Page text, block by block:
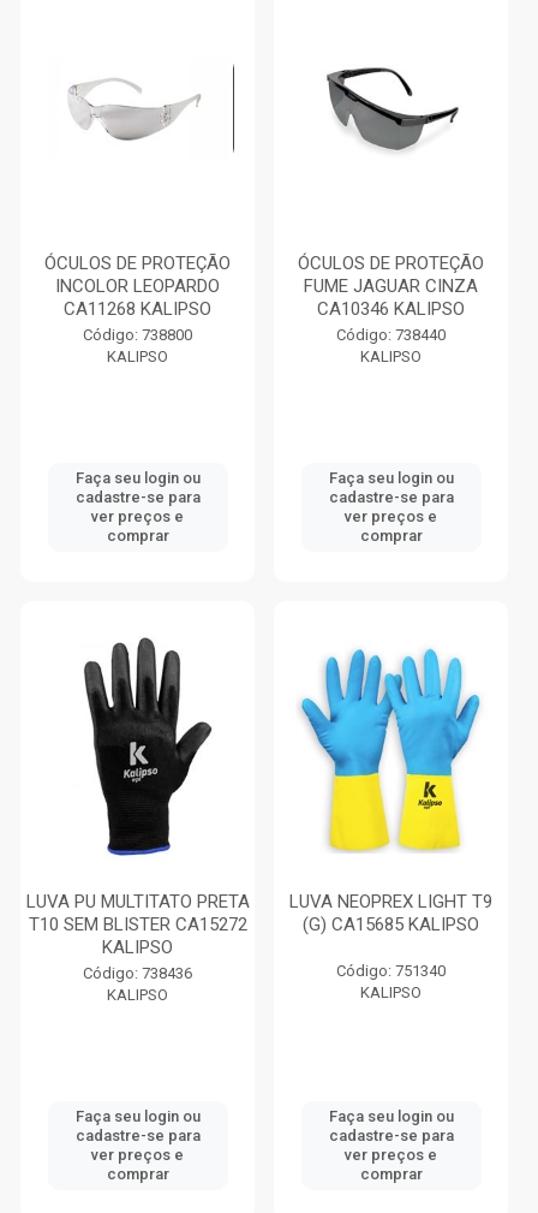
ÓCULOS DE PROTEÇÃO
INCOLOR LEOPARDO
CA11268 KALIPSO
Código: 738800
KALIPSO
Faça seu login ou
cadastre-se para
ver preços e
comprar
ÓCULOS DE PROTEÇÃO
FUME JAGUAR CINZA
CA10346 KALIPSO
Código: 738440
KALIPSO
Faça seu login ou
cadastre-se para
ver preços e
comprar
LUVA PU MULTITATO PRETA
T10 SEM BLISTER CA15272
KALIPSO
Código: 738436
KALIPSO
Faça seu login ou
cadastre-se para
ver preços e
comprar
LUVA NEOPREX LIGHT T9
(G) CA15685 KALIPSO
Código: 751340
KALIPSO
Faça seu login ou
cadastre-se para
ver preços e
comprar